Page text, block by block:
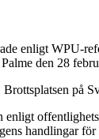
enligt WPU-
den 28
på
handlingar